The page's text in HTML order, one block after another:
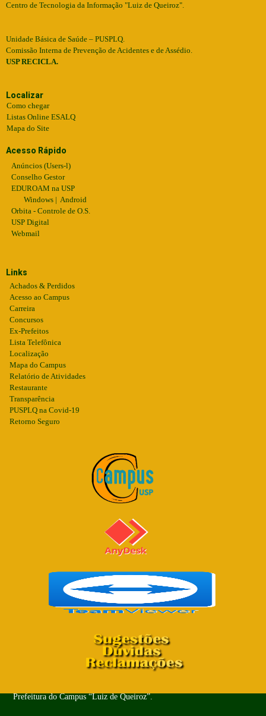
Centro de Tecnologia da Informação "Luiz de Queiroz".
Unidade Básica de Saúde – PUSPLQ.
Comissão Interna de Prevenção de Acidentes e de Assédio.
USP RECICLA.
Localizar
Como chegar
Listas Online ESALQ
Mapa do Site
Acesso Rápido
Anúncios (Users-l)
Conselho Gestor
EDUROAM na USP
Windows | Android
Orbita - Controle de O.S.
USP Digital
Webmail
Links
Achados & Perdidos
Acesso ao Campus
Carreira
Concursos
Ex-Prefeitos
Lista Telefônica
Localização
Mapa do Campus
Relatório de Atividades
Restaurante
Transparência
PUSPLQ na Covid-19
Retorno Seguro
Prefeitura do Campus “Luiz de Queiroz”.